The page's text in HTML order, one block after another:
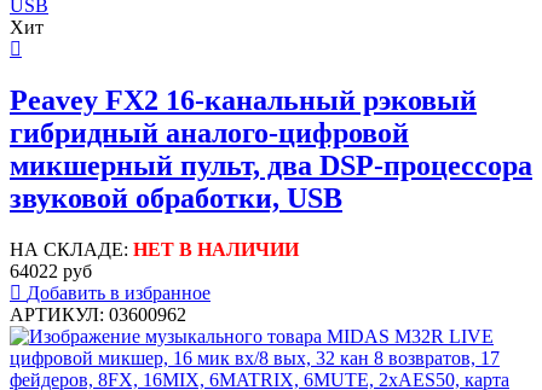
Хит
Peavey FX2 16-канальный рэковый
гибридный аналого-цифровой
микшерный пульт, два DSP-процессора
звуковой обработки, USB
НА СКЛАДЕ: НЕТ В НАЛИЧИИ
64022 руб
Добавить в избранное
АРТИКУЛ: 03600962